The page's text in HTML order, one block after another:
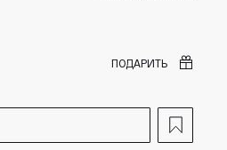
ПОДАРИТЬ